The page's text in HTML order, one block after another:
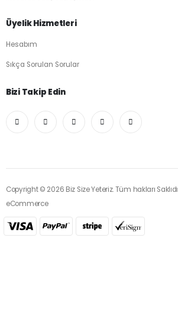
Üyelik Hizmetleri
Hesabım
Sıkça Sorulan Sorular
Bizi Takip Edin
Copyright © 2026 Biz Size Yeteriz. Tüm hakları
eCommerce